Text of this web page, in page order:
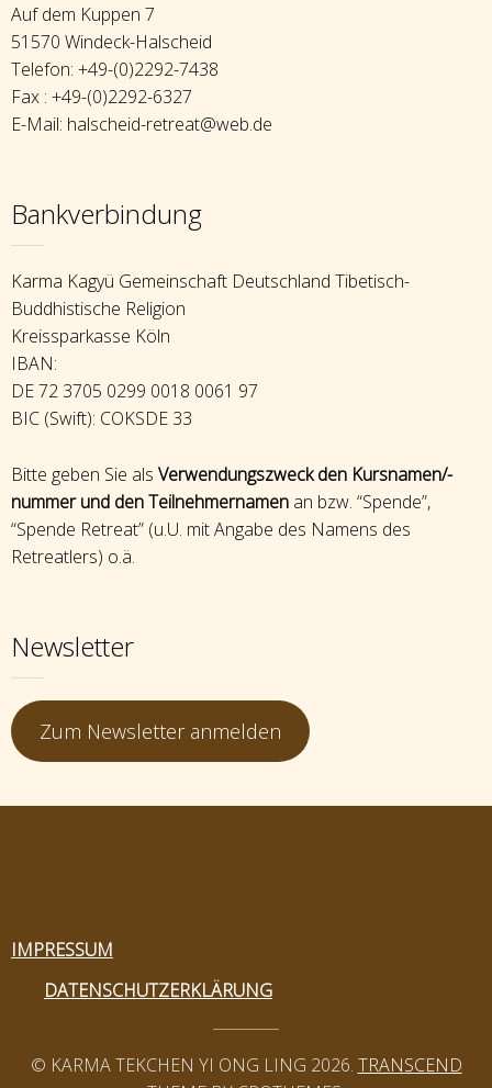
Auf dem Kuppen 7
51570 Windeck-Halscheid
Telefon: +49-(0)2292-7438
Fax : +49-(0)2292-6327
E-Mail: halscheid-retreat@web.de
Bankverbindung
Karma Kagyü Gemeinschaft Deutschland Tibetisch-
Buddhistische Religion
Kreissparkasse Köln
IBAN:
DE 72 3705 0299 0018 0061 97
BIC (Swift): COKSDE 33
Bitte geben Sie als Verwendungszweck den Kursnamen/-
nummer und den Teilnehmernamen an bzw. “Spende”,
“Spende Retreat” (u.U. mit Angabe des Namens des
Retreatlers) o.ä.
Newsletter
Zum Newsletter anmelden
IMPRESSUM
DATENSCHUTZERKLÄRUNG
© KARMA TEKCHEN YI ONG LING 2026. TRANSCEND